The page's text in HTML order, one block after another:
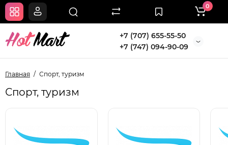
+7 (707) 655-55-50
+7 (747) 094-90-09
0
Главная Спорт, туризм
Спорт, туризм